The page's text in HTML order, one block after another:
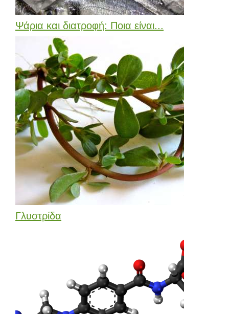
Ψάρια και διατροφή: Ποια είναι...
Γλυστρίδα